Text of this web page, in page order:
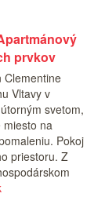
prvkov
Clementine
Vltavy v
svetom,
miesto na
Pokoj
priestoru. Z